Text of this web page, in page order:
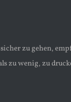
zu gehen,
zu wenig, zu